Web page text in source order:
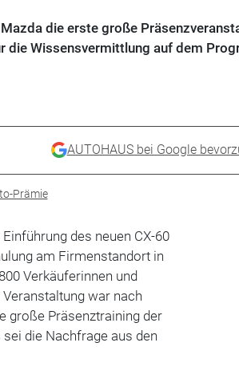
die erste große
die Wissensvermittlung auf dem
AUTOHAUS bei Google
Prämie
des neuen CX-60
am Firmenstandort in
Verkäuferinnen und
war nach
große Präsenztraining der
die Nachfrage aus den